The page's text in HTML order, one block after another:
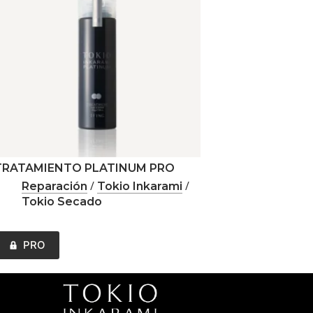
PLATINUM PRO
Reparación / Tokio Inkarami /
Tokio Secado
PRO
producto